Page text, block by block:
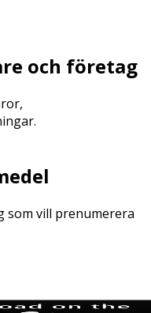
och företag
som vill prenumerera